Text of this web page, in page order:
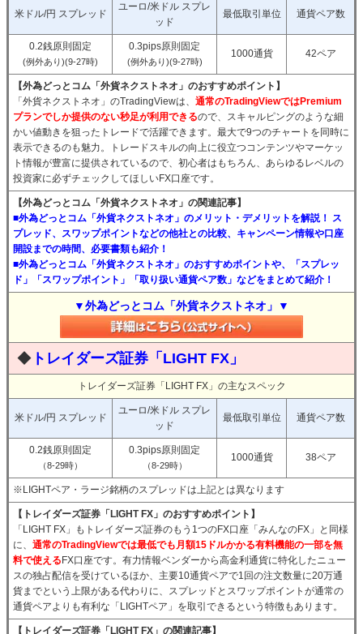
米ドル/円 スプレッド
ユーロ/米ドル スプレ
ッド
最低取引単位 通貨ペア数
0.2銭原則固定
(例外あり)(9-27時)
0.3pips原則固定
(例外あり)(9-27時)
1000通貨 42ペア
【外為どっとコム「外貨ネクストネオ」のおすすめポイント】
「外貨ネクストネオ」のTradingViewは、 通常のTradingViewではPremium
プランでしか提供のない秒足が利用できるので、スキャルピングのような細
かい値動きを狙ったトレードで活躍できます。最大で9つのチャートを同時に
表示できるのも魅力。トレードスキルの向上に役立つコンテンツやマーケッ
ト情報が豊富に提供されているので、初心者はもちろん、あらゆるレベルの
投資家に必ずチェックしてほしいFX口座です。
【外為どっとコム「外貨ネクストネオ」の関連記事】
■外為どっとコム「外貨ネクストネオ」のメリット・デメリットを解説！ ス
プレッド、スワップポイントなどの他社との比較、キャンペーン情報や口座
開設までの時間、必要書類も紹介！
■外為どっとコム「外貨ネクストネオ」のおすすめポイントや、「スプレッ
ド」「スワップポイント」「取り扱い通貨ペア数」などをまとめて紹介！
▼外為どっとコム「外貨ネクストネオ」▼
◆ トレイダーズ証券「LIGHT FX」
トレイダーズ証券「LIGHT FX」の主なスペック
米ドル/円 スプレッド
ユーロ/米ドル スプレ
ッド
最低取引単位 通貨ペア数
0.2銭原則固定
（8-29時）
0.3pips原則固定
（8-29時）
1000通貨 38ペア
※LIGHTペア・ラージ銘柄のスプレッドは上記とは異なります
【トレイダーズ証券「LIGHT FX」のおすすめポイント】
「LIGHT FX」もトレイダーズ証券のもう1つのFX口座「みんなのFX」と同様
に、 通常のTradingViewでは最低でも月額15ドルかかる有料機能の一部を無
料で使える FX口座です。有力情報ベンダーから高金利通貨に特化したニュー
スの独占配信を受けているほか、主要10通貨ペアで1回の注文数量に20万通
貨までという上限がある代わりに、スプレッドとスワップポイントが通常の
通貨ペアよりも有利な「LIGHTペア」を取引できるという特徴もあります。
【トレイダーズ証券「LIGHT FX」の関連記事】